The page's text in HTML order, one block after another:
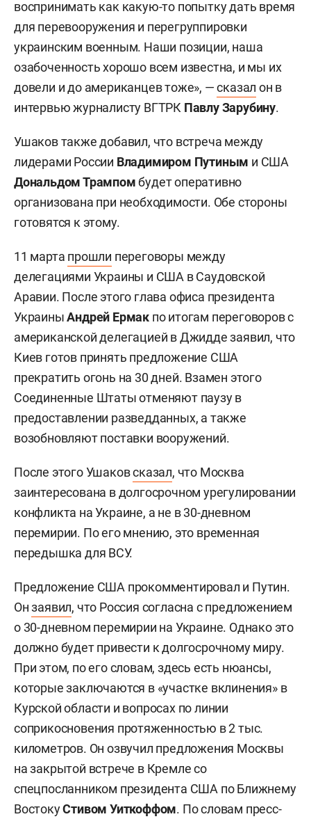
воспринимать как какую-то попытку дать время
для перевооружения и перегруппировки
украинским военным. Наши позиции, наша
озабоченность хорошо всем известна, и мы их
довели и до американцев тоже», —сказал он в
интервью журналисту ВГТРК Павлу Зарубину.
Ушаков также добавил, что встреча между
лидерами России Владимиром Путиным и США
Дональдом Трампомбудет оперативно
организована при необходимости. Обе стороны
готовятся к этому.
11 марта прошли переговоры между
делегациями Украины и США в Саудовской
Аравии. После этого глава офиса президента
УкраиныАндрей Ермак по итогам переговоров с
американской делегацией в Джидде заявил, что
Киев готов принять предложение США
прекратить огонь на 30 дней. Взамен этого
Соединенные Штаты отменяют паузу в
предоставлении разведданных, а также
возобновляют поставки вооружений.
После этого Ушаковсказал, что Москва
заинтересована в долгосрочном урегулировании
конфликта на Украине, а не в 30-дневном
перемирии. По его мнению, это временная
передышка для ВСУ.
Предложение США прокомментировал и Путин.
Онзаявил, что Россия согласна с предложением
о 30-дневном перемирии на Украине. Однако это
должно будет привести к долгосрочному миру.
При этом, по его словам, здесь есть нюансы,
которые заключаются в «участке вклинения» в
Курской области и вопросах по линии
соприкосновения протяженностью в 2 тыс.
километров. Он озвучил предложения Москвы
на закрытой встрече в Кремле со
спецпосланником президента США по Ближнему
ВостокуСтивом Уиткоффом. По словам пресс-